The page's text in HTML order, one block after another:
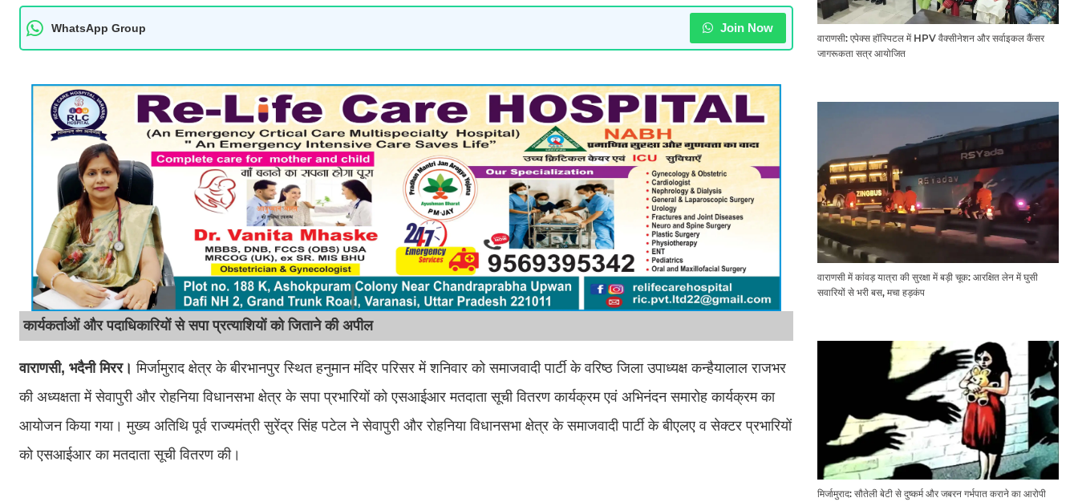
WhatsApp Group Join Now
कार्यकर्ताओं और पदाधिकारियों से सपा प्रत्याशियों को जिताने की अपील
वाराणसी, भदैनी मिरर। मिर्जामुराद क्षेत्र के बीरभानपुर स्थित हनुमान मंदिर परिसर में शनिवार को समाजवादी पार्टी के वरिष्ठ जिला उपाध्यक्ष कन्हैयालाल राजभर
की अध्यक्षता में सेवापुरी और रोहनिया विधानसभा क्षेत्र के सपा प्रभारियों को एसआईआर मतदाता सूची वितरण कार्यक्रम एवं अभिनंदन समारोह कार्यक्रम का
आयोजन किया गया। मुख्य अतिथि पूर्व राज्यमंत्री सुरेंद्र सिंह पटेल ने सेवापुरी और रोहनिया विधानसभा क्षेत्र के समाजवादी पार्टी के बीएलए व सेक्टर प्रभारियों
को एसआईआर का मतदाता सूची वितरण की।
वाराणसी: एपेक्स हॉस्पिटल में HPV वैक्सीनेशन और सर्वाइकल कैंसर
जागरूकता सत्र आयोजित
वाराणसी में कांवड़ यात्रा की सुरक्षा में बड़ी चूक: आरक्षित लेन में घुसी
सवारियों से भरी बस, मचा हड़कंप
मिर्जामुराद: सौतेली बेटी से दुष्कर्म और जबरन गर्भपात कराने का आरोपी